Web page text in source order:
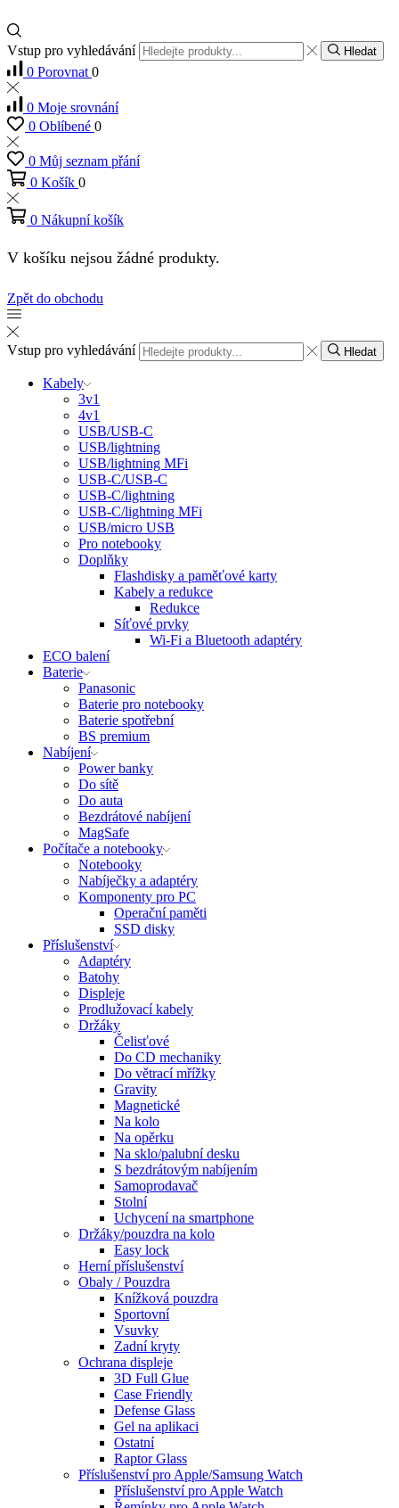
Vstup pro vyhledávání Hledat
0 Porovnat 0
0 Moje srovnání
0 Oblíbené 0
0 Můj seznam přání
0 Košík 0
0 Nákupní košík
V košíku nejsou žádné produkty.
Zpět do obchodu
Vstup pro vyhledávání Hledat
Kabely
3v1
4v1
USB/USB-C
USB/lightning
USB/lightning MFi
USB-C/USB-C
USB-C/lightning
USB-C/lightning MFi
USB/micro USB
Pro notebooky
Doplňky
Flashdisky a paměťové karty
Kabely a redukce
Redukce
Síťové prvky
Wi-Fi a Bluetooth adaptéry
ECO balení
Baterie
Panasonic
Baterie pro notebooky
Baterie spotřební
BS premium
Nabíjení
Power banky
Do sítě
Do auta
Bezdrátové nabíjení
MagSafe
Počítače a notebooky
Notebooky
Nabíječky a adaptéry
Komponenty pro PC
Operační paměti
SSD disky
Příslušenství
Adaptéry
Batohy
Displeje
Prodlužovací kabely
Držáky
Čelisťové
Do CD mechaniky
Do větrací mřížky
Gravity
Magnetické
Na kolo
Na opěrku
Na sklo/palubní desku
S bezdrátovým nabíjením
Samoprodavač
Stolní
Uchycení na smartphone
Držáky/pouzdra na kolo
Easy lock
Herní příslušenství
Obaly / Pouzdra
Knížková pouzdra
Sportovní
Vsuvky
Zadní kryty
Ochrana displeje
3D Full Glue
Case Friendly
Defense Glass
Gel na aplikaci
Ostatní
Raptor Glass
Příslušenství pro Apple/Samsung Watch
Příslušenství pro Apple Watch